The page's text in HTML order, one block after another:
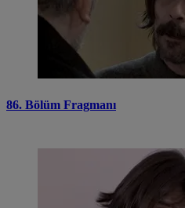
86. Bölüm Fragmanı